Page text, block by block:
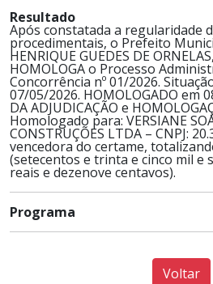
Resultado
Após constatada a regularidade
procedimentais, o Prefeito
HENRIQUE GUEDES DE
HOMOLOGA o Processo
Concorrência nº 01/2026.
07/05/2026. HOMOLOGADO em
DA ADJUDICAÇÃO e
Homologado para: VERSIANE
CONSTRUÇÕES LTDA – CNPJ:
vencedora do certame,
(setecentos e trinta e cinco mil e
reais e dezenove centavos).
Programa
Voltar